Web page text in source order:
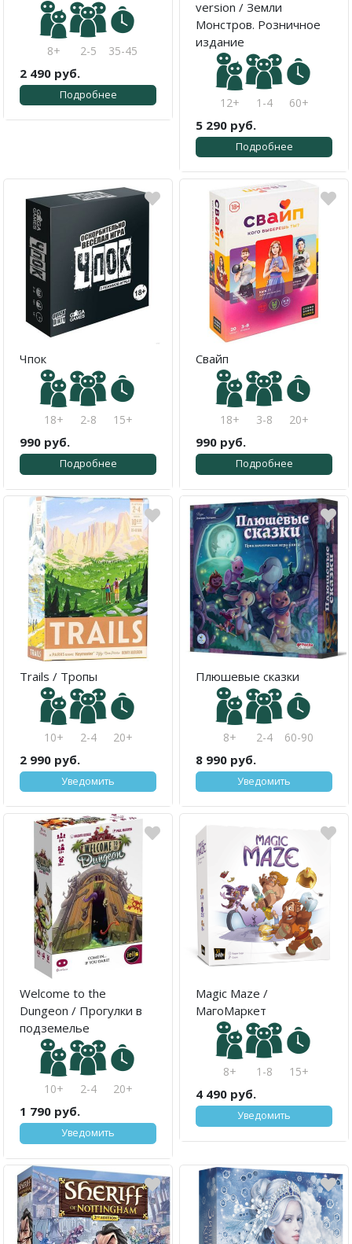
8+ 2-5 35-45
2 490 руб.
Подробнее
version / Земли
Монстров. Розничное
издание
12+ 1-4 60+
5 290 руб.
Подробнее
Чпок
18+ 2-8 15+
990 руб.
Подробнее
Свайп
18+ 3-8 20+
990 руб.
Подробнее
Trails / Тропы
10+ 2-4 20+
2 990 руб.
Уведомить
Плюшевые сказки
8+ 2-4 60-90
8 990 руб.
Уведомить
Welcome to the
Dungeon / Прогулки в
подземелье
10+ 2-4 20+
1 790 руб.
Уведомить
Magic Maze /
МагоМаркет
8+ 1-8 15+
4 490 руб.
Уведомить